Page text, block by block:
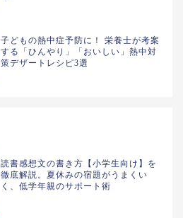
子どもの熱中症予防に！ 栄養士が考案
する「ひんやり」「おいしい」熱中対
策デザートレシピ3選
読書感想文の書き方【小学生向け】を
徹底解説。夏休みの宿題がうまくい
く、低学年親のサポート術